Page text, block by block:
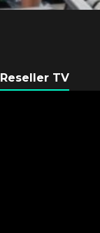
Reseller TV